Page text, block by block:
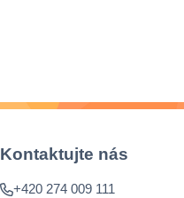
Kontaktujte nás
+420 274 009 111